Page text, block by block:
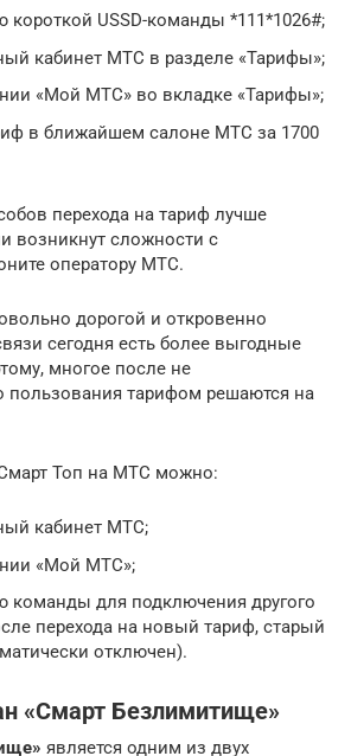
USSD-команды *111*1026#;
кабинет МТС в разделе «Тарифы»;
«Мой МТС» во вкладке «Тарифы»;
в ближайшем салоне МТС за 1700
перехода на тариф лучше
возникнут сложности с
оператору МТС.
дорогой и откровенно
сегодня есть более выгодные
многое после не
пользования тарифом решаются на
Топ на МТС можно:
кабинет МТС;
«Мой МТС»;
для подключения другого
перехода на новый тариф, старый
отключен).
«Смарт Безлимитище»
является одним из двух